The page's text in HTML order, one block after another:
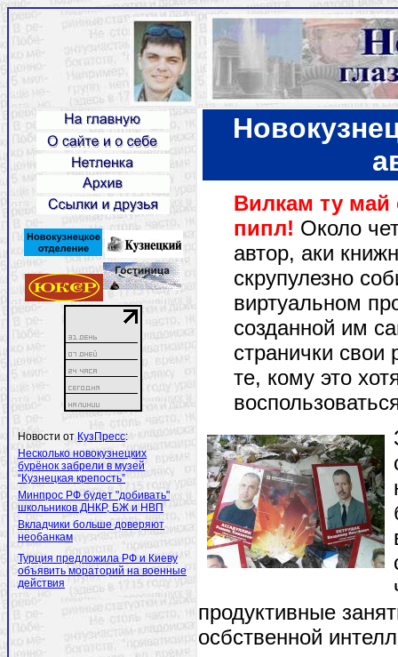
Новости от КузПресс:
Несколько новокузнецких
бурёнок забрели в музей
“Кузнецкая крепость”
Минпрос РФ будет "добивать"
школьников ДНКР, БЖ и НВП
Вкладчики больше доверяют
необанкам
Турция предложила РФ и Киеву
объявить мораторий на военные
действия
Вилкам ту май
пипл! Около
автор, аки
скрупулезно
виртуальном
созданной им
странички свои
те, кому это
продуктивные
осбственной